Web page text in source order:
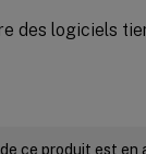
des logiciels
ce produit est en